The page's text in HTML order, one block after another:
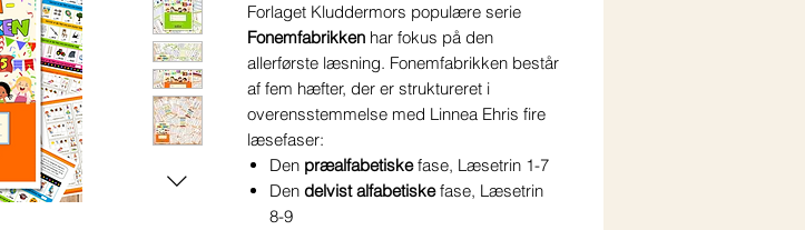
Forlaget Kluddermors populære serie
Fonemfabrikkenhar fokus på den
allerførste læsning. Fonemfabrikken består
af fem hæfter, der er struktureret i
overensstemmelse med Linnea Ehris fire
læsefaser:
Den præalfabetiskefase, Læsetrin 1-7
Den delvist alfabetiskefase, Læsetrin
8-9